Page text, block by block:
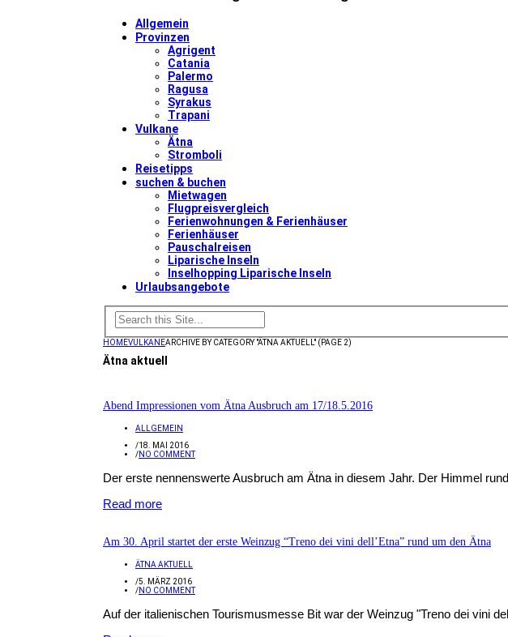
Allgemein
Provinzen
Agrigent
Catania
Palermo
Ragusa
Syrakus
Trapani
Vulkane
Ätna
Stromboli
Reisetipps
suchen & buchen
Mietwagen
Flugpreisvergleich
Ferienwohnungen & Ferienhäuser
Ferienhäuser
Pauschalreisen
Liparische Inseln
Inselhopping Liparische Inseln
Urlaubsangebote
HOMEVULKANEARCHIVE BY CATEGORY "ÄTNA AKTUELL" (PAGE 2)
Ätna aktuell
Abend Impressionen vom Ätna Ausbruch am 17/18.5.2016
ALLGEMEIN
/18. MAI 2016
/NO COMMENT
Der erste nennenswerte Ausbruch am Ätna in diesem Jahr. Der Himmel
Read more
Am 30. April startet der erste Weinzug “Treno dei vini dell’Etna” rund um den Ätna
ÄTNA AKTUELL
/5. MÄRZ 2016
/NO COMMENT
Auf der italienischen Tourismusmesse Bit war der Weinzug "Treno dei vini